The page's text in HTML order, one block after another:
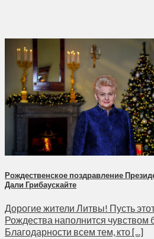
Рождественское поздравление
Дали Грибаускайте
Дорогие жители Литвы! Пусть
Рождества наполнится чувством
Благодарности всем тем, кто [...]